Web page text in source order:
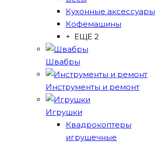
Кухонные аксессуары
Кофемашины
+ ЕЩЕ 2
Швабры
Инструменты и ремонт
Игрушки
Квадрокоптеры
игрушечные